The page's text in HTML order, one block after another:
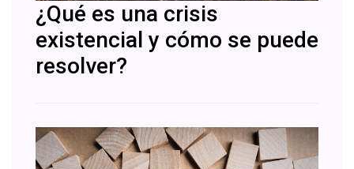
¿Qué es una crisis
existencial y cómo se puede
resolver?